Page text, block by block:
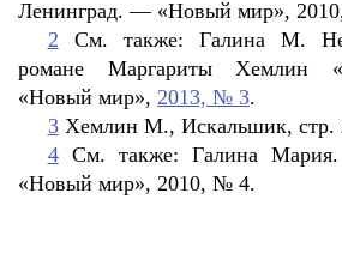
Ленинград. — «Новый мир»,
2
См. также: Галина М.
романе Маргариты Хемлин
«Новый мир», 2013, № 3.
3Хемлин М., Искальшик, стр.
4См. также: Галина
«Новый мир», 2010, № 4.